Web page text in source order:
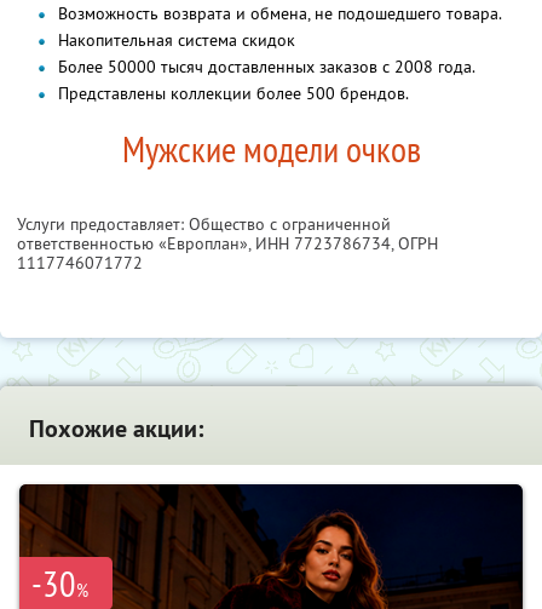
Возможность возврата и обмена, не подошедшего товара.
Накопительная система скидок
Более 50000 тысяч доставленных заказов с 2008 года.
Представлены коллекции более 500 брендов.
Мужские модели очков
Услуги предоставляет: Общество с ограниченной
ответственностью «Европлан», ИНН 7723786734, ОГРН
1117746071772
Похожие акции:
-30%